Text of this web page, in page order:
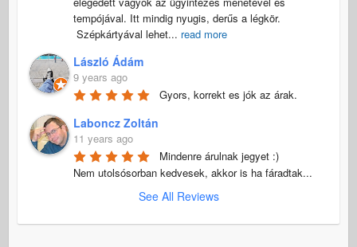
tempójával. Itt mindig nyugis, derűs a légkör.
Szépkártyával lehet... read more
László Ádám
9 years ago
Gyors, korrekt es jók az árak.
Laboncz Zoltán
11 years ago
Mindenre árulnak jegyet :)
Nem utolsósorban kedvesek, akkor is ha fáradtak...
See All Reviews